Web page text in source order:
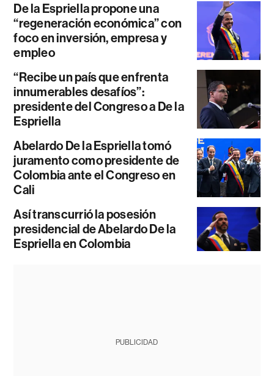
De la Espriella propone una
“regeneración económica” con
foco en inversión, empresa y
empleo
“Recibe un país que enfrenta
innumerables desafíos”:
presidente del Congreso a De la
Espriella
Abelardo De la Espriella tomó
juramento como presidente de
Colombia ante el Congreso en
Cali
Así transcurrió la posesión
presidencial de Abelardo De la
Espriella en Colombia
PUBLICIDAD